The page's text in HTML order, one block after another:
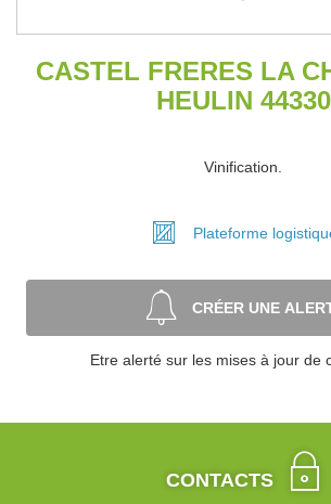
CASTEL FRERES LA
HEULIN 44330
Vinification.
Plateforme
CRÉER UNE
Etre alerté sur les mises à jour de
CONTACTS